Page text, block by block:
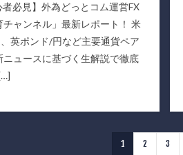
必見】外為どっとコム運営FX
ャンネル」最新レポート！ 米
英ポンド/円など主要通貨ペア
ュースに基づく生解説で徹底
1 2 3